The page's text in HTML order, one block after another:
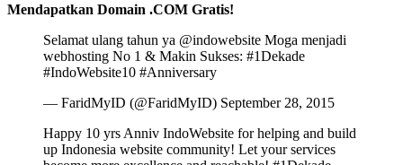
Mendapatkan Domain .COM Gratis!
Selamat ulang tahun ya @indowebsite Moga menjadi
webhosting No 1 & Makin Sukses: #1Dekade
#IndoWebsite10 #Anniversary
— FaridMyID (@FaridMyID) September 28, 2015
Happy 10 yrs Anniv IndoWebsite for helping and build
up Indonesia website community! Let your services